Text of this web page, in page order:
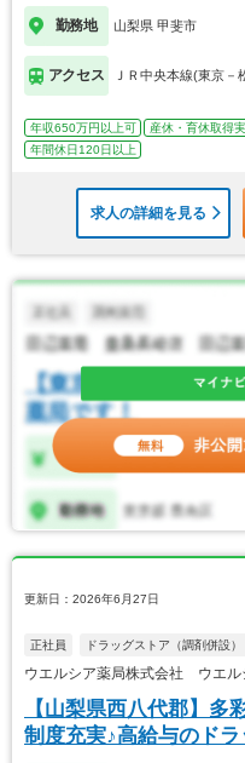
勤務地 山梨県 甲斐市
アクセス ＪＲ中央本線(東京－
年収650万円以上可 産休・育休取得
年間休日120日以上
求人の詳細を見る
更新日：2026年6月27日
正社員 ドラッグストア（調剤併設）
ウエルシア薬局株式会社 ウエル
【山梨県西八代郡】多
制度充実♪高給与のド